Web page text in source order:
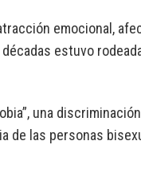
emocional,
estuvo
una
de las personas